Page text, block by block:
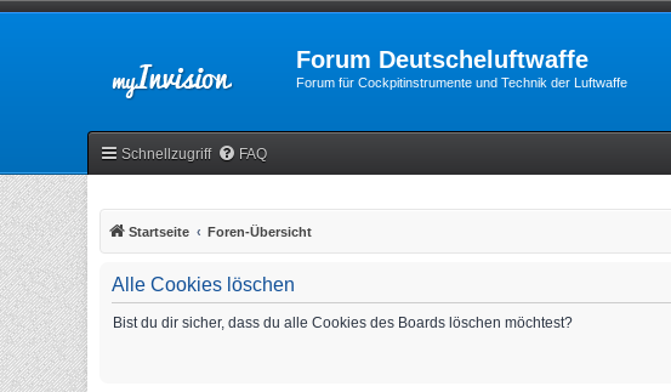
Forum Deutscheluftwaffe
Forum für Cockpitinstrumente und Technik der Luftwaffe
Schnellzugriff FAQ
Startseite Foren-Übersicht
Alle Cookies löschen
Bist du dir sicher, dass du alle Cookies des Boards löschen möchtest?